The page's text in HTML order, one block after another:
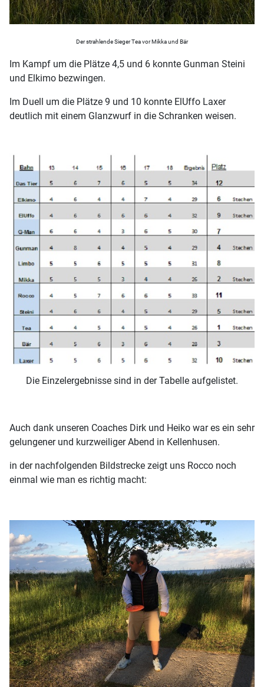
Der strahlende Sieger Tea vor Mikka und Bär
Im Kampf um die Plätze 4,5 und 6 konnte Gunman Steini
und Elkimo bezwingen.
Im Duell um die Plätze 9 und 10 konnte ElUffo Laxer
deutlich mit einem Glanzwurf in die Schranken weisen.
Die Einzelergebnisse sind in der Tabelle aufgelistet.
Auch dank unseren Coaches Dirk und Heiko war es ein sehr
gelungener und kurzweiliger Abend in Kellenhusen.
in der nachfolgenden Bildstrecke zeigt uns Rocco noch
einmal wie man es richtig macht: